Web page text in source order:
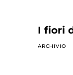
I fiori
ARCHIVIO